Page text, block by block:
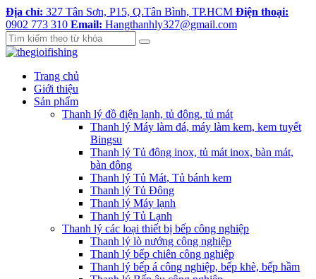
Địa chỉ: 327 Tân Sơn, P15, Q.Tân Bình, TP.HCM Điện thoại:
0902 773 310 Email: Hangthanhly327@gmail.com
Trang chủ
Giới thiệu
Sản phẩm
Thanh lý đồ điện lạnh, tủ đông, tủ mát
Thanh lý Máy làm đá, máy làm kem, kem tuyết
Bingsu
Thanh lý Tủ đông inox, tủ mát inox, bàn mát,
bàn đông
Thanh lý Tủ Mát, Tủ bánh kem
Thanh lý Tủ Đông
Thanh lý Máy lạnh
Thanh lý Tủ Lạnh
Thanh lý các loại thiết bị bếp công nghiệp
Thanh lý lò nướng công nghiệp
Thanh lý bếp chiên công nghiệp
Thanh lý bếp á công nghiệp, bếp khè, bếp hầm